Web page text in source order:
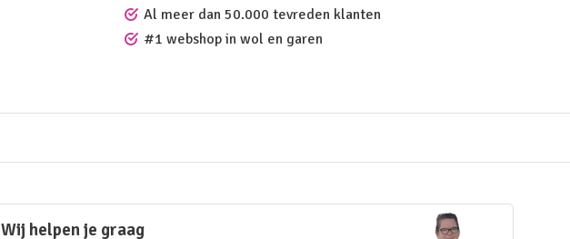
Al meer dan 50.000 tevreden klanten
#1 webshop in wol en garen
Wij helpen je graag